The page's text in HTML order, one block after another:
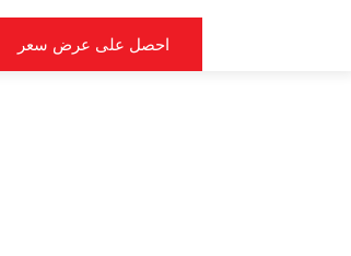
احصل على عرض سعر